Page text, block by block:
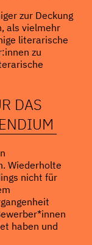
zur Deckung
als vielmehr
literarische
zu
DAS
Wiederholte
nicht für
haben und